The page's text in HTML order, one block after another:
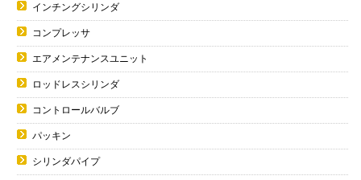
インチングシリンダ
コンプレッサ
エアメンテナンスユニット
ロッドレスシリンダ
コントロールバルブ
パッキン
シリンダパイプ